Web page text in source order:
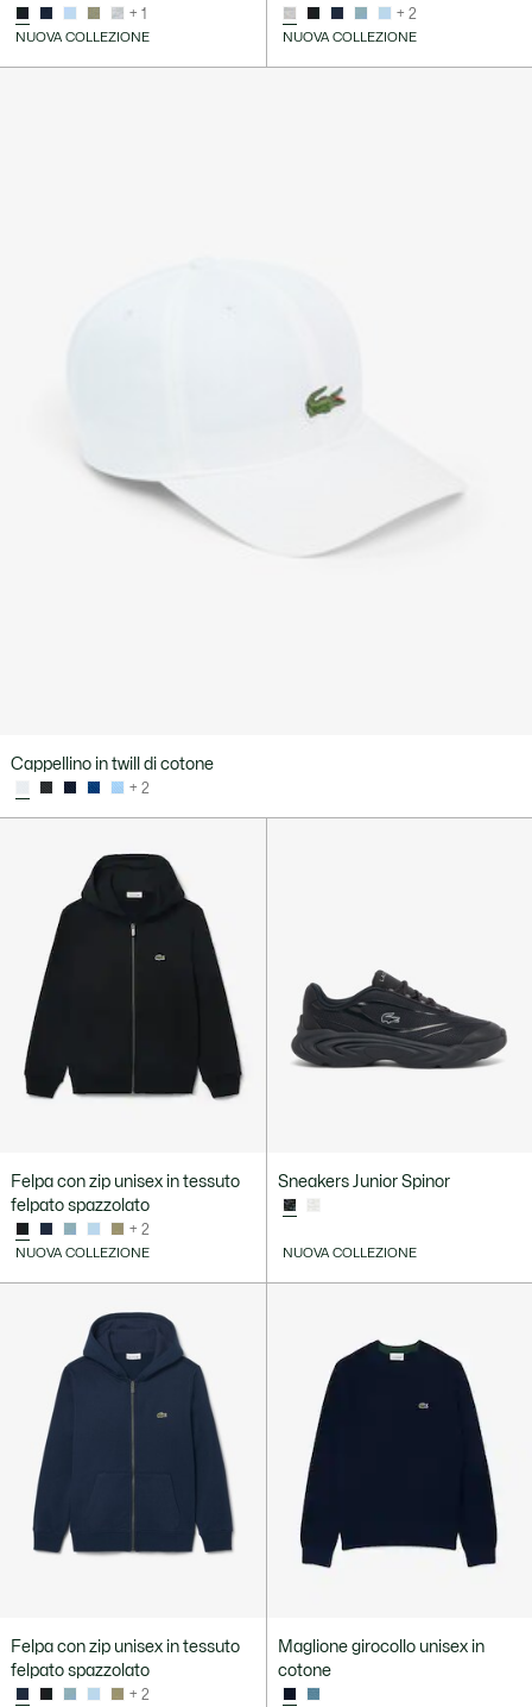
+ 1
NUOVA COLLEZIONE
+ 2
NUOVA COLLEZIONE
Cappellino in twill di cotone
+ 2
Felpa con zip unisex in tessuto
felpato spazzolato
+ 2
NUOVA COLLEZIONE
Sneakers Junior Spinor
NUOVA COLLEZIONE
Felpa con zip unisex in tessuto
felpato spazzolato
+ 2
Maglione girocollo unisex in
cotone